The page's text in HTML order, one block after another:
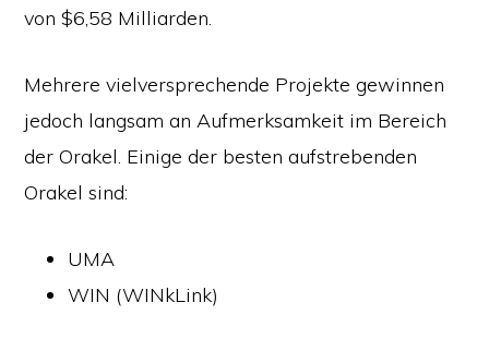
von $6,58 Milliarden.
Mehrere vielversprechende Projekte gewinnen
jedoch langsam an Aufmerksamkeit im Bereich
der Orakel. Einige der besten aufstrebenden
Orakel sind:
UMA
WIN (WINkLink)